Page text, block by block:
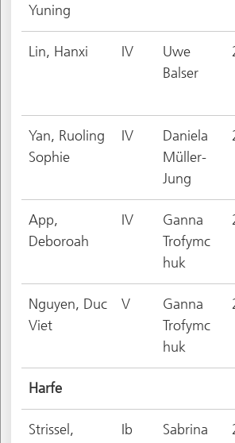
Yuning
Lin, Hanxi IV
Uwe
Balser
Yan, Ruoling
Sophie
IV
Daniela
Müller-
Jung
App,
Deboroah
IV
Ganna
Trofymc
huk
Nguyen, Duc
Viet
V
Ganna
Trofymc
huk
Harfe
Strissel,
Ib
Sabrina